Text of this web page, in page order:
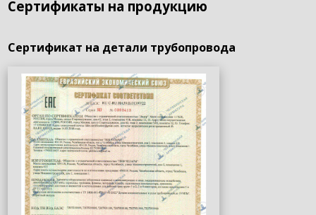
Сертификаты на продукцию
Сертификат на детали трубопровода